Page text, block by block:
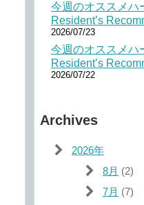
今週のオススメハ
Resident’s
2026/07/23
今週のオススメハ
Resident’s
2026/07/22
Archives
2026年
8月 (2)
7月 (7)